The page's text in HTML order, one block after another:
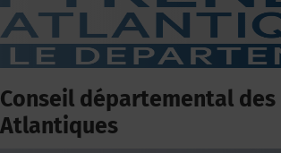
Conseil départemental des
Atlantiques